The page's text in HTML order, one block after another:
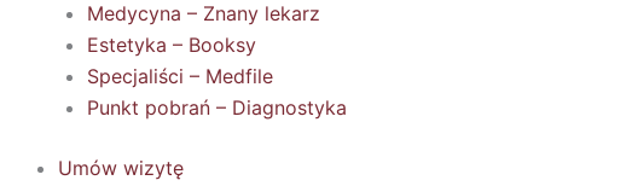
Medycyna – Znany lekarz
Estetyka – Booksy
Specjaliści – Medfile
Punkt pobrań – Diagnostyka
Umów wizytę